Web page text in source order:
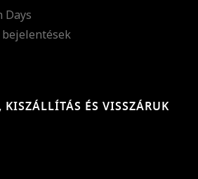
Days
KISZÁLLÍTÁS ÉS VISSZÁRUK